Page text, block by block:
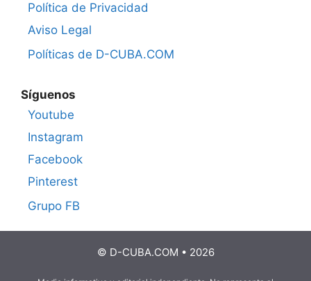
Política de Privacidad
Aviso Legal
Políticas de D-CUBA.COM
Síguenos
Youtube
Instagram
Facebook
Pinterest
Grupo FB
© D-CUBA.COM • 2026